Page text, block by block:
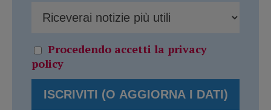
Procedendo accetti la privacy
policy